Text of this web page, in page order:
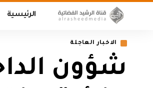
الرئيسية
الاخبار العاجلة
شؤون